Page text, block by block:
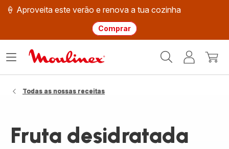
🍦 Aproveita este verão e renova a tua cozinha
Comprar
Moulinex
O
Abrir
Todas as nossas receitas
Fruta desidratada